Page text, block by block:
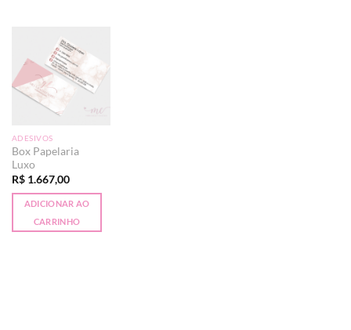
ADESIVOS
Box Papelaria
Luxo
R$1.667,00
ADICIONAR AO
CARRINHO